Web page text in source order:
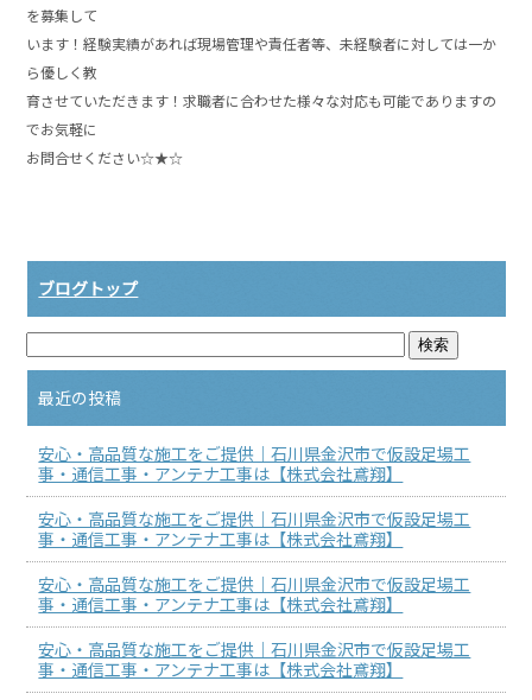
を募集して
います！経験実績があれば現場管理や責任者等、未経験者に対しては一か
ら優しく教
育させていただきます！求職者に合わせた様々な対応も可能でありますの
でお気軽に
お問合せください☆★☆
ブログトップ
最近の投稿
安心・高品質な施工をご提供｜石川県金沢市で仮設足場工
事・通信工事・アンテナ工事は【株式会社鳶翔】
安心・高品質な施工をご提供｜石川県金沢市で仮設足場工
事・通信工事・アンテナ工事は【株式会社鳶翔】
安心・高品質な施工をご提供｜石川県金沢市で仮設足場工
事・通信工事・アンテナ工事は【株式会社鳶翔】
安心・高品質な施工をご提供｜石川県金沢市で仮設足場工
事・通信工事・アンテナ工事は【株式会社鳶翔】